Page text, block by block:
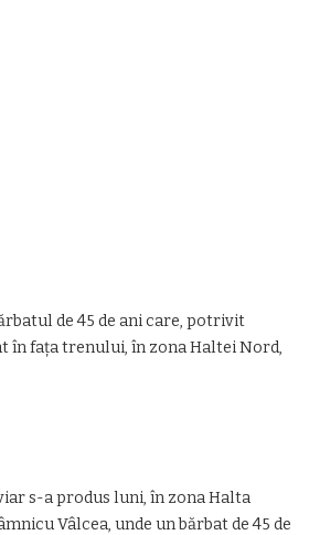
de 45 de ani care, potrivit
în fața trenului, în zona Haltei Nord,
s-a produs luni, în zona Halta
Vâlcea, unde un bărbat de 45 de